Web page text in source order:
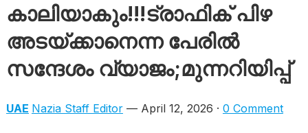
കാലിയാകും!!!ട്രാഫിക് പിഴ
അടയ്ക്കാനെന്ന പേരിൽ
സന്ദേശം വ്യാജം;മുന്നറിയിപ്പ്
UAE Nazia Staff Editor— April 12, 2026 · 0 Comment